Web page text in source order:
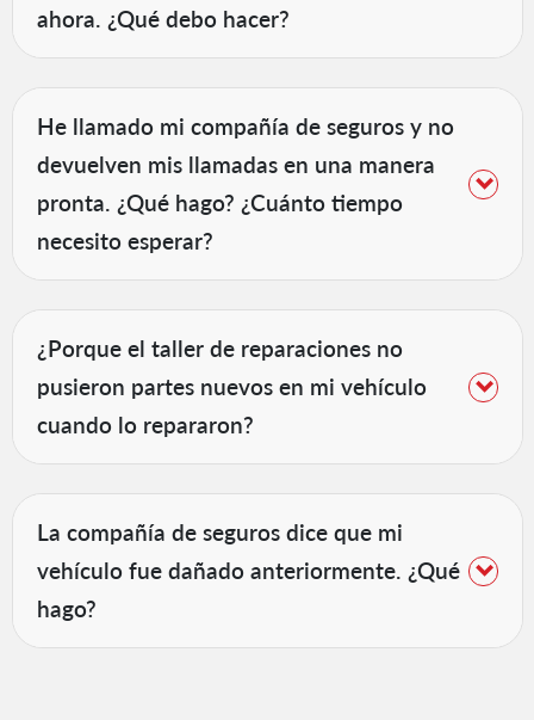
ahora. ¿Qué debo hacer?
He llamado mi compañía de seguros y no
devuelven mis llamadas en una manera
pronta. ¿Qué hago? ¿Cuánto tiempo
necesito esperar?
¿Porque el taller de reparaciones no
pusieron partes nuevos en mi vehículo
cuando lo repararon?
La compañía de seguros dice que mi
vehículo fue dañado anteriormente. ¿Qué
hago?